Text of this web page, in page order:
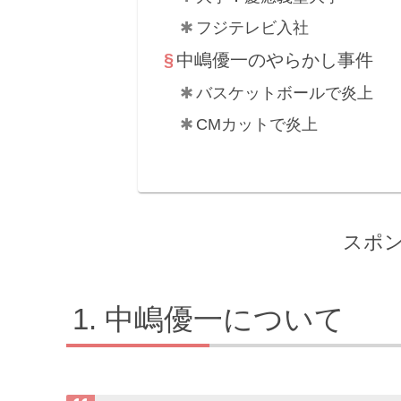
フジテレビ入社
中嶋優一のやらかし事件
バスケットボールで炎上
CMカットで炎上
スポ
中嶋優一について